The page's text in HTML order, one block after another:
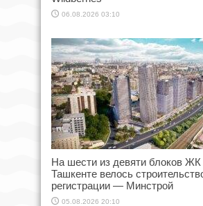
06.08.2026 03:10
На шести из девяти блоков ЖК
Ташкенте велось
регистрации — Минстрой
05.08.2026 20:10